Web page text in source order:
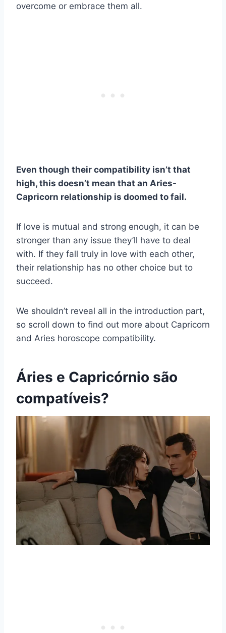
overcome or embrace them all.
Even though their compatibility isn’t that
high, this doesn’t mean that an Aries-
Capricorn relationship is doomed to fail.
If love is mutual and strong enough, it can be
stronger than any issue they’ll have to deal
with. If they fall truly in love with each other,
their relationship has no other choice but to
succeed.
We shouldn’t reveal all in the introduction part,
so scroll down to find out more about Capricorn
and Aries horoscope compatibility.
Áries e Capricórnio são
compatíveis?